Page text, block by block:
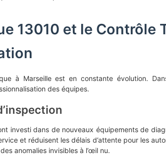
13010 et le Contrôle
à Marseille est en constante évolution.
des équipes.
investi dans de nouveaux équipements de
et réduisent les délais d’attente pour les
anomalies invisibles à l’œil nu.